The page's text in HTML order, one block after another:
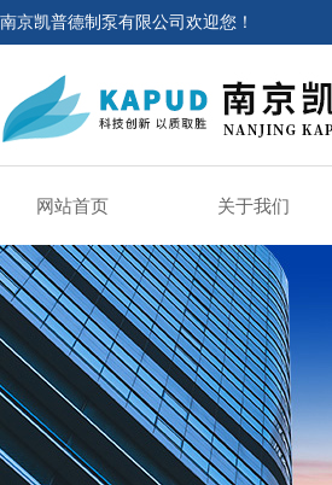
南京凯普德制泵有限公司欢迎您！
网站首页 关于我们